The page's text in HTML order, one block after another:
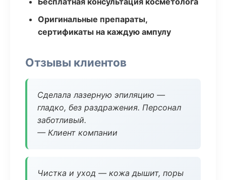
Оригинальные препараты,
сертификаты на каждую ампулу
Отзывы клиентов
Сделала лазерную эпиляцию —
гладко, без раздражения. Персонал
заботливый.
— Клиент компании
Чистка и уход — кожа дышит, поры